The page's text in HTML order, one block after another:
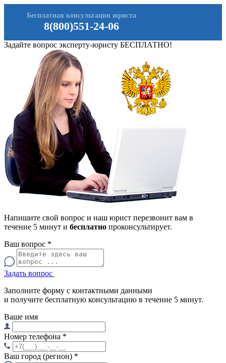
8(800)551-24-06
Бесплатная консультация юриста
Задайте вопрос эксперту-юристу БЕСПЛАТНО!
Напишите свой вопрос и наш юрист перезвонит вам в
течение 5 минут и бесплатно проконсультирует.
Ваш вопрос *
Задать вопрос
Заполните форму с контактными данными
и получите бесплатную консультацию в течение 5 минут.
Ваше имя
Номер телефона *
Ваш город (регион) *